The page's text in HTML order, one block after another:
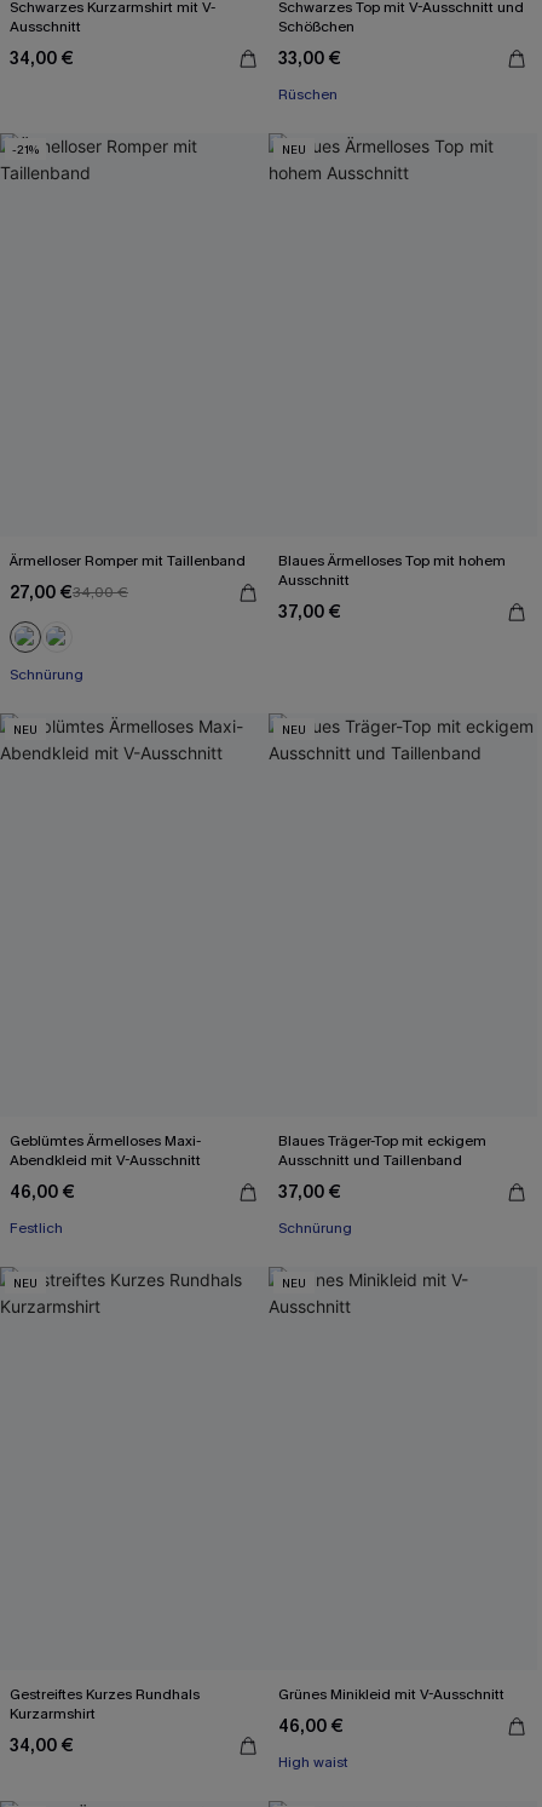
Schwarzes Kurzarmshirt mit V-
Ausschnitt
34,00 €
Schwarzes Top mit V-Ausschnitt und
Schößchen
33,00 €
Rüschen
-21%
Ärmelloser Romper mit Taillenband
27,00 €34,00 €
Schnürung
NEU
Blaues Ärmelloses Top mit hohem
Ausschnitt
37,00 €
NEU
Geblümtes Ärmelloses Maxi-
Abendkleid mit V-Ausschnitt
46,00 €
Festlich
NEU
Blaues Träger-Top mit eckigem
Ausschnitt und Taillenband
37,00 €
Schnürung
NEU
Gestreiftes Kurzes Rundhals
Kurzarmshirt
34,00 €
NEU
Grünes Minikleid mit V-Ausschnitt
46,00 €
High waist